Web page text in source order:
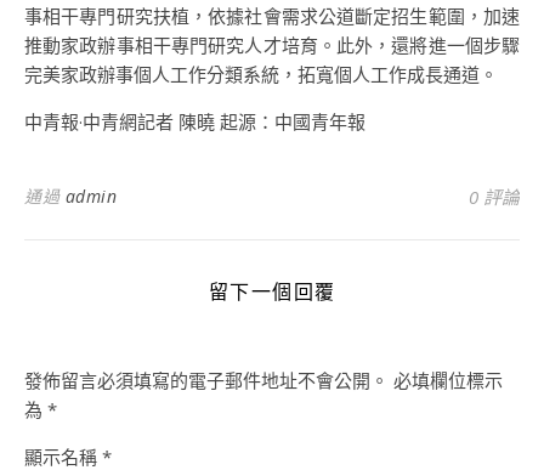
事相干專門研究扶植，依據社會需求公道斷定招生範圍，加速
推動家政辦事相干專門研究人才培育。此外，還將進一個步驟
完美家政辦事個人工作分類系統，拓寬個人工作成長通道。
中青報·中青網記者 陳曉 起源：中國青年報
通過 admin 0 評論
留下一個回覆
發佈留言必須填寫的電子郵件地址不會公開。 必填欄位標示
為 *
顯示名稱 *